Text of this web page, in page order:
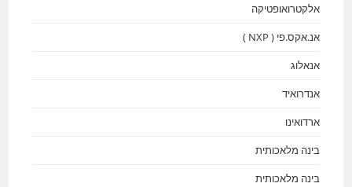
אלקטרואופטיקה
אנ.אקס.פי ( NXP )
אנאלוג
אנדרואיד
ארדואינו
בינה מלאכותית
בינה מלאכותית